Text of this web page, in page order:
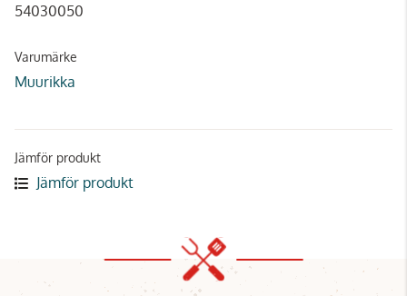
54030050
Varumärke
Muurikka
Jämför produkt
Jämför produkt